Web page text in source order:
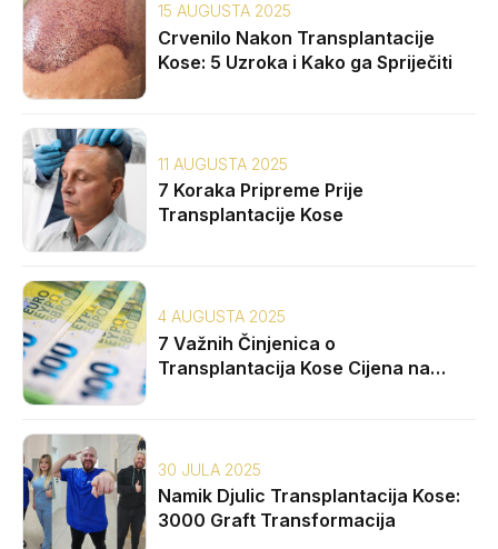
15 AUGUSTA 2025
Crvenilo Nakon Transplantacije
Kose: 5 Uzroka i Kako ga Spriječiti
11 AUGUSTA 2025
7 Koraka Pripreme Prije
Transplantacije Kose
4 AUGUSTA 2025
7 Važnih Činjenica o
Transplantacija Kose Cijena na
30 JULA 2025
Namik Djulic Transplantacija Kose:
3000 Graft Transformacija